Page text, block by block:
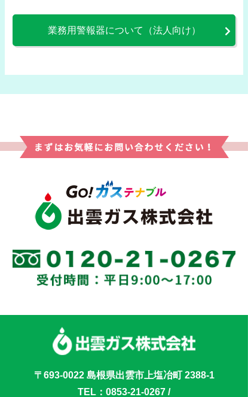
業務用警報器について（法人向け）
〒693-0022 島根県出雲市上塩冶町 2388-1
TEL： 0853-21-0267 /